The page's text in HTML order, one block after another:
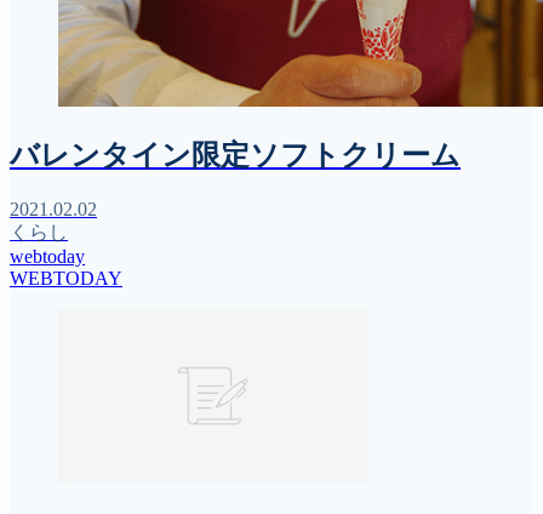
バレンタイン限定ソフトクリーム
2021.02.02
くらし
webtoday
WEBTODAY